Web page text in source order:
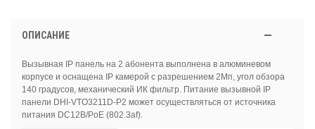
ОПИСАНИЕ
Вызывная IP панель на 2 абонента выполнена в алюминевом
корпусе и оснащена IP камерой с разрешением 2Mп, угол обзора
140 градусов, механический ИК фильтр. Питание вызывной IP
панели DHI-VTO3211D-P2 может осуществляться от источника
питания DC12B/PoE (802.3af).